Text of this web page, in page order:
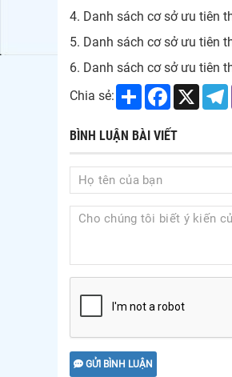
4. Danh sách cơ sở ưu tiên
5. Danh sách cơ sở ưu tiên
6. Danh sách cơ sở ưu tiên
Chia sẻ:
Share Facebook
X
BÌNH LUẬN BÀI VIẾT
GỬI BÌNH LUẬN